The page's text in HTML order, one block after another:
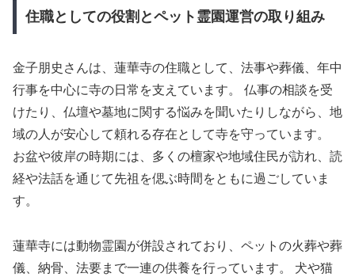
住職としての役割とペット霊園運営の取り組み
金子朋史さんは、蓮華寺の住職として、法事や葬儀、年中
行事を中心に寺の日常を支えています。 仏事の相談を受
けたり、仏壇や墓地に関する悩みを聞いたりしながら、地
域の人が安心して頼れる存在として寺を守っています。
お盆や彼岸の時期には、多くの檀家や地域住民が訪れ、読
経や法話を通じて先祖を偲ぶ時間をともに過ごしていま
す。
蓮華寺には動物霊園が併設されており、ペットの火葬や葬
儀、納骨、法要まで一連の供養を行っています。 犬や猫